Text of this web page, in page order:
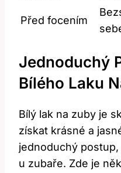
Před focením
Jednoduchý
Bílého Laku
Bílý lak ⁣na ⁣zuby je
získat krásné a​
jednoduchý​
u ‍zubaře. Zde je